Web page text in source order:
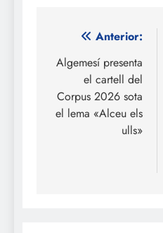
Navegación
de
entradas
Anterior:
Algemesí presenta
el cartell del
Corpus 2026 sota
el lema «Alceu els
ulls»